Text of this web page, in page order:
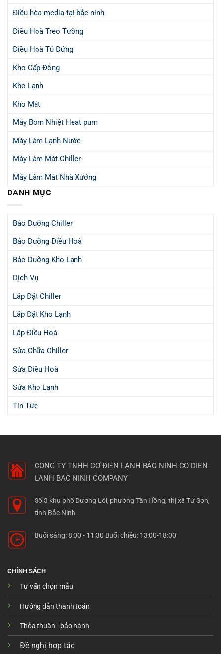
Điều hòa media tại bắc ninh
Điều Hoà Treo Tường
Điều Hoà Tủ Đứng
Kho Cấp Đông
Kho Lạnh
Kho Mát
Máy Bơm Nhiệt Heat pum
Máy Làm Lạnh Nước
Máy Làm Mát Chiller
Máy Làm Mát Nhà Xưởng
DANH MỤC
Bảo Dưỡng Chiller
Bảo Dưỡng Điều Hoà
Bảo Dưỡng Kho Lạnh
Dịch Vụ
Lắp Đặt Chiller
Lắp Đặt Kho Lạnh
Lắp Điều Hoà
Sửa Chữa Chiller
Sửa Điều Hoà
Sửa Kho Lạnh
Tin Tức
CÔNG TY TNHH CƠ ĐIỆN LẠNH BẮC NINH CO DIEN
LANH BAC NINH COMPANY
Số 3 khu phố Dương Lôi, phường Tân Hồng, thị xã Từ Sơn,
tỉnh Bắc Ninh
Buổi sáng: 8:00 - 11:30 Buổi chiều: 13:00-18:00
CHÍNH SÁCH
Tư vấn chọn mẫu
Hướng dẫn thanh toán
Thỏa thuận - bảo hành
Đề nghị hợp tác